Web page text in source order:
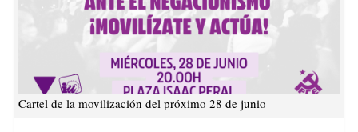
Cartel de la movilización del próximo 28 de junio